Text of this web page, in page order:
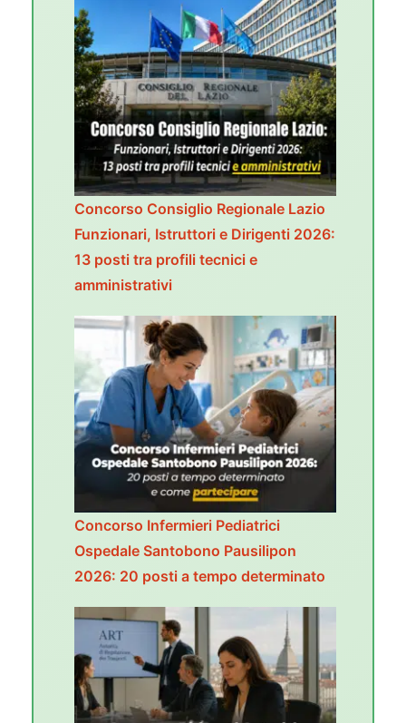
Concorso Consiglio Regionale Lazio
Funzionari, Istruttori e Dirigenti 2026:
13 posti tra profili tecnici e
amministrativi
Concorso Infermieri Pediatrici
Ospedale Santobono Pausilipon
2026: 20 posti a tempo determinato